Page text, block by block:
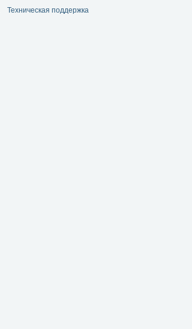
Техническая поддержка